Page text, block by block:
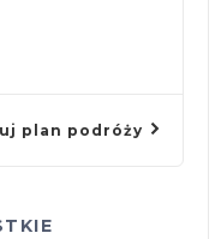
plan podróży